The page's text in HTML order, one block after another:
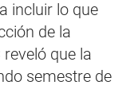
incluir lo que
de la
reveló que la
semestre de